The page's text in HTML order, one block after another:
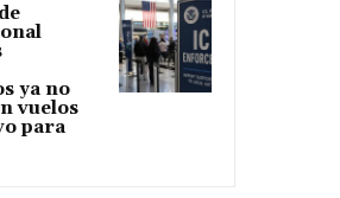
ya no
vuelos
para